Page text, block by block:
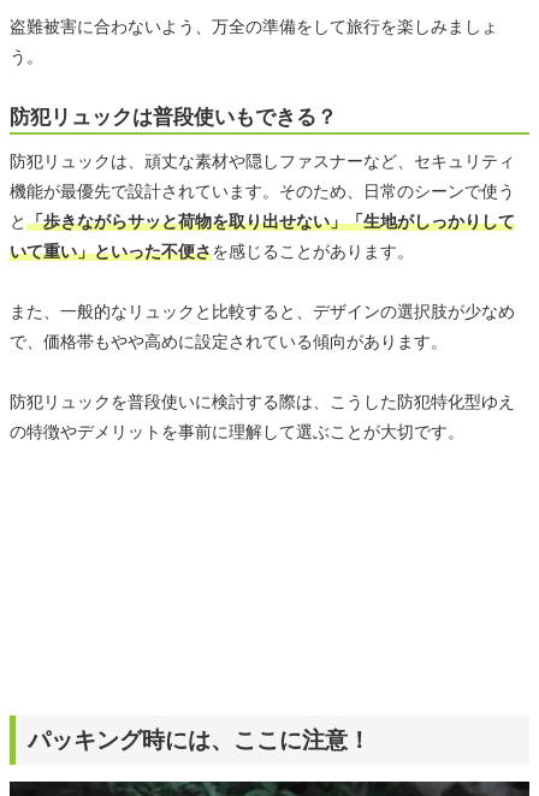
盗難被害に合わないよう、万全の準備をして旅行を楽しみましょ
う。
防犯リュックは普段使いもできる？
防犯リュックは、頑丈な素材や隠しファスナーなど、セキュリティ
機能が最優先で設計されています。そのため、日常のシーンで使う
と「歩きながらサッと荷物を取り出せない」「生地がしっかりして
いて重い」といった不便さを感じることがあります。
また、一般的なリュックと比較すると、デザインの選択肢が少なめ
で、価格帯もやや高めに設定されている傾向があります。
防犯リュックを普段使いに検討する際は、こうした防犯特化型ゆえ
の特徴やデメリットを事前に理解して選ぶことが大切です。
パッキング時には、ここに注意！